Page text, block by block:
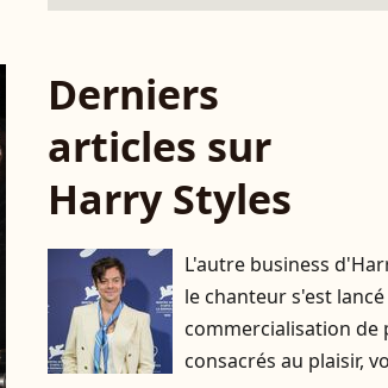
Derniers
articles sur
Harry Styles
L'autre business
le chanteur s'est
commercialisation de
consacrés au plaisir,